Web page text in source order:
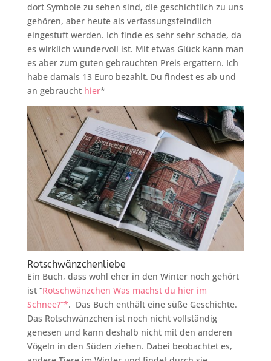
dort Symbole zu sehen sind, die geschichtlich zu uns
gehören, aber heute als verfassungsfeindlich
eingestuft werden. Ich finde es sehr sehr schade, da
es wirklich wundervoll ist. Mit etwas Glück kann man
es aber zum guten gebrauchten Preis ergattern. Ich
habe damals 13 Euro bezahlt. Du findest es ab und
an gebraucht hier*
Rotschwänzchenliebe
Ein Buch, dass wohl eher in den Winter noch gehört
ist “Rotschwänzchen Was machst du hier im
Schnee?”*. Das Buch enthält eine süße Geschichte.
Das Rotschwänzchen ist noch nicht vollständig
genesen und kann deshalb nicht mit den anderen
Vögeln in den Süden ziehen. Dabei beobachtet es,